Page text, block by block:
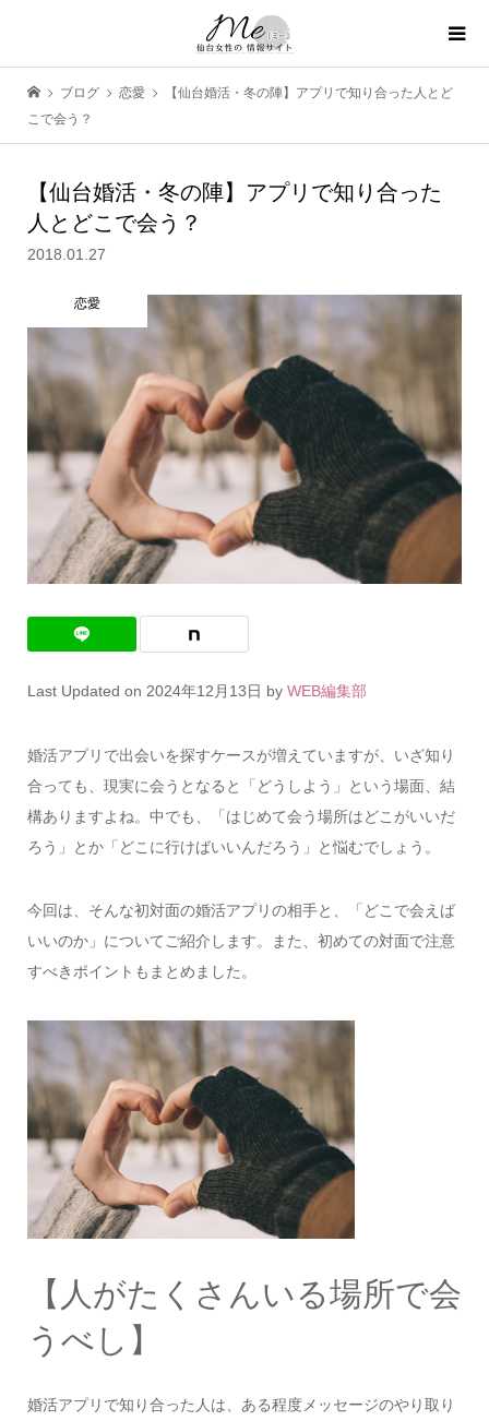
ブログ 恋愛
【仙台婚活・冬の陣】アプリで知り合った人とど
こで会う？
【仙台婚活・冬の陣】アプリで知り合った
人とどこで会う？
2018.01.27
恋愛
Last Updated on 2024年12月13日 by WEB編集部
婚活アプリで出会いを探すケースが増えていますが、いざ知り
合っても、現実に会うとなると「どうしよう」という場面、結
構ありますよね。中でも、「はじめて会う場所はどこがいいだ
ろう」とか「どこに行けばいいんだろう」と悩むでしょう。
今回は、そんな初対面の婚活アプリの相手と、「どこで会えば
いいのか」についてご紹介します。また、初めての対面で注意
すべきポイントもまとめました。
【人がたくさんいる場所で会
うべし】
婚活アプリで知り合った人は、ある程度メッセージのやり取り